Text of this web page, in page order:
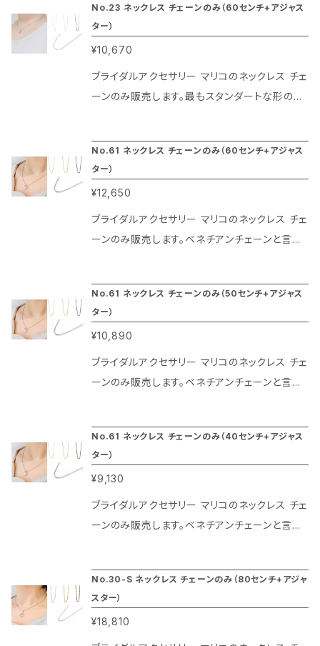
ばずに楽しめます。チェーンの幅は1ミリです。
ンで最もよく利用されているネックレス チェーン
です。またコーティングはプラチナ色は本物のロ
ジューム、ゴールド色は本金（20金）、ブラックは
ガンメタリックの特殊仕上げによりその光沢が長
期間楽しめるのがマリコのネックレス チェーン
ばずに楽しめます。チェーンの幅は1ミリです。
No.23 ネックレス チェーンのみ（60センチ+アジャス
ター）
¥10,670
ブライダルアクセサリー マリコのネックレス チェ
ーンのみ販売します。最もスタンダートな形のア
ムです。またコーティングはプラチナ色は本物の
ロジューム、ゴールド色は本金（20金）、ブラック
はガンメタリックの特殊仕上げによりその光沢が
長期間楽しめるのがマリコのネックレス チェー
ンの特徴です。60センチに5センチのアジャスタ
No.61 ネックレス チェーンのみ（60センチ+アジャス
ター）
¥12,650
ブライダルアクセサリー マリコのネックレス チェ
ーンのみ販売します。ベネチアンチェーンと言わ
ンで最もよく利用されているネックレス チェーン
です。またコーティングはプラチナ色は本物のロ
ジューム、ゴールド色は本金（20金）、ブラックは
ガンメタリックの特殊仕上げによりその光沢が長
期間楽しめるのがマリコのネックレス チェーン
楽しめます。チェーンの幅は1ミリです。
No.61 ネックレス チェーンのみ（50センチ+アジャス
ター）
¥10,890
ブライダルアクセサリー マリコのネックレス チェ
ーンのみ販売します。ベネチアンチェーンと言わ
ンで最もよく利用されているネックレス チェーン
です。またコーティングはプラチナ色は本物のロ
ジューム、ゴールド色は本金（20金）、ブラックは
ガンメタリックの特殊仕上げによりその光沢が長
期間楽しめるのがマリコのネックレス チェーン
楽しめます。チェーンの幅は1ミリです。
No.61 ネックレス チェーンのみ（40センチ+アジャス
ター）
¥9,130
ブライダルアクセサリー マリコのネックレス チェ
ーンのみ販売します。ベネチアンチェーンと言わ
ンで最もよく利用されているネックレス チェーン
です。またコーティングはプラチナ色は本物のロ
ジューム、ゴールド色は本金（20金）、ブラックは
No.30-S ネックレス チェーンのみ（80センチ+アジャ
スター）
¥18,810